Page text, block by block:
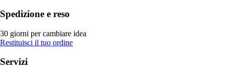
Spedizione e reso
30 giorni per cambiare idea
Restituisci il tuo ordine
Servizi